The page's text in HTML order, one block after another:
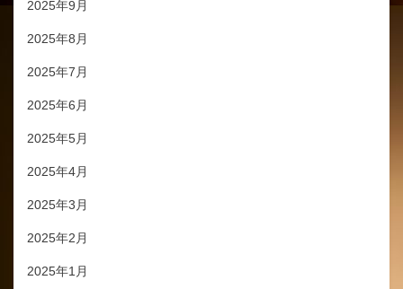
2025年9月
2025年8月
2025年7月
2025年6月
2025年5月
2025年4月
2025年3月
2025年2月
2025年1月